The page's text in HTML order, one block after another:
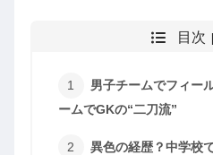
目次
男子チームでフィー
ームでGKの“二刀流”
異色の経歴？中学校